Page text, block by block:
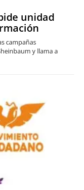
unidad
campañas
y llama a